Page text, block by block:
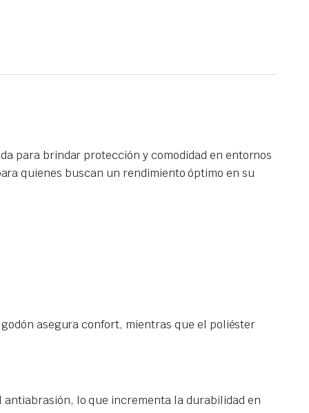
para brindar protección y comodidad en entornos
quienes buscan un rendimiento óptimo en su
asegura confort, mientras que el poliéster
lo que incrementa la durabilidad en